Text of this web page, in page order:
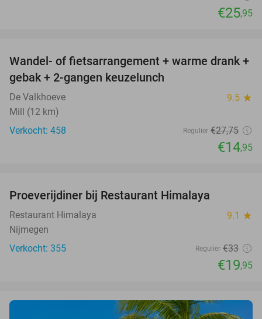
€25,95
46%
Wandel- of fietsarrangement + warme drank +
gebak + 2-gangen keuzelunch
De Valkhoeve 9.5 star
Mill (12 km)
Verkocht: 458
Regulier €27,75
€14,95
Proeverijdiner bij Restaurant Himalaya
Restaurant Himalaya 9.1 star
Nijmegen
Verkocht: 355
Regulier €33
€19,95